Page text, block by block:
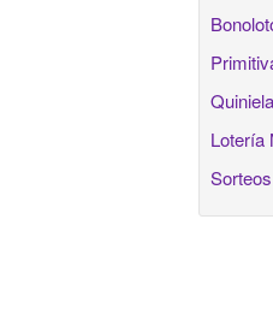
Quiniela
Lotería